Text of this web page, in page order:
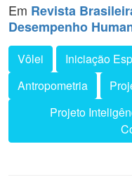
Em Revista
Desempenho
Vôlei Iniciação
Antropometria
Projeto